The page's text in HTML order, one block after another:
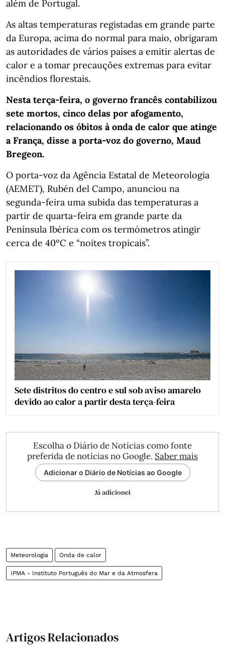
além de Portugal.
As altas temperaturas registadas em grande parte
da Europa, acima do normal para maio, obrigaram
as autoridades de vários países a emitir alertas de
calor e a tomar precauções extremas para evitar
incêndios florestais.
Nesta terça-feira, o governo francês contabilizou
sete mortos, cinco delas por afogamento,
relacionando os óbitos à onda de calor que atinge
a França, disse a porta-voz do governo, Maud
Bregeon.
O porta-voz da Agência Estatal de Meteorologia
(AEMET), Rubén del Campo, anunciou na
segunda-feira uma subida das temperaturas a
partir de quarta-feira em grande parte da
Península Ibérica com os termómetros atingir
cerca de 40ºC e “noites tropicais”.
Sete distritos do centro e sul sob aviso amarelo
devido ao calor a partir desta terça-feira
Escolha o Diário de Notícias como fonte
preferida de notícias no Google. Saber mais
Adicionar o Diário de Notícias ao Google
Já adicionei
Meteorologia Onda de calor
IPMA - Instituto Português do Mar e da Atmosfera
Artigos Relacionados